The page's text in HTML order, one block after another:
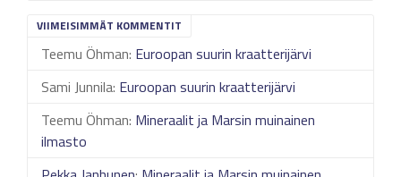
VIIMEISIMMÄT KOMMENTIT
Teemu Öhman: Euroopan suurin kraatterijärvi
Sami Junnila: Euroopan suurin kraatterijärvi
Teemu Öhman: Mineraalit ja Marsin muinainen
ilmasto